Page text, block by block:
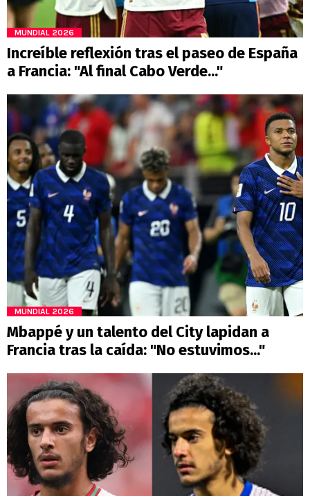
MUNDIAL 2026
Increíble reflexión tras el paseo de España
a Francia: "Al final Cabo Verde..."
MUNDIAL 2026
Mbappé y un talento del City lapidan a
Francia tras la caída: "No estuvimos..."